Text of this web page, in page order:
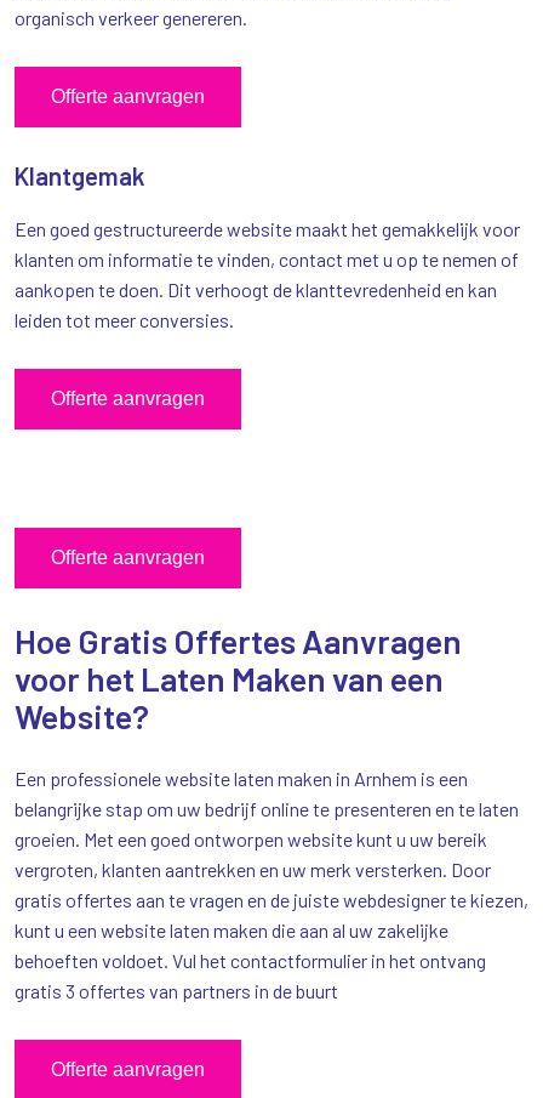
organisch verkeer genereren.
Offerte aanvragen
Klantgemak
Een goed gestructureerde website maakt het gemakkelijk voor
klanten om informatie te vinden, contact met u op te nemen of
aankopen te doen. Dit verhoogt de klanttevredenheid en kan
leiden tot meer conversies.
Offerte aanvragen
Offerte aanvragen
Hoe Gratis Offertes Aanvragen
voor het Laten Maken van een
Website?
Een professionele website laten maken in Arnhem is een
belangrijke stap om uw bedrijf online te presenteren en te laten
groeien. Met een goed ontworpen website kunt u uw bereik
vergroten, klanten aantrekken en uw merk versterken. Door
gratis offertes aan te vragen en de juiste webdesigner te kiezen,
kunt u een website laten maken die aan al uw zakelijke
behoeften voldoet. Vul het contactformulier in het ontvang
gratis 3 offertes van partners in de buurt
Offerte aanvragen